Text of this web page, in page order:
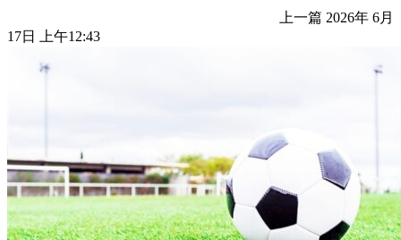
上一篇 2026年 6月
17日 上午12:43